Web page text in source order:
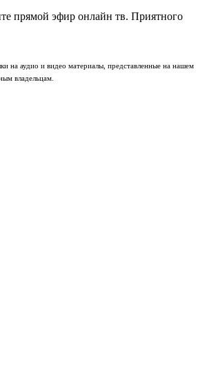
прямой эфир онлайн тв. Приятного
на аудио и видео материалы, представленные на нашем
владельцам.